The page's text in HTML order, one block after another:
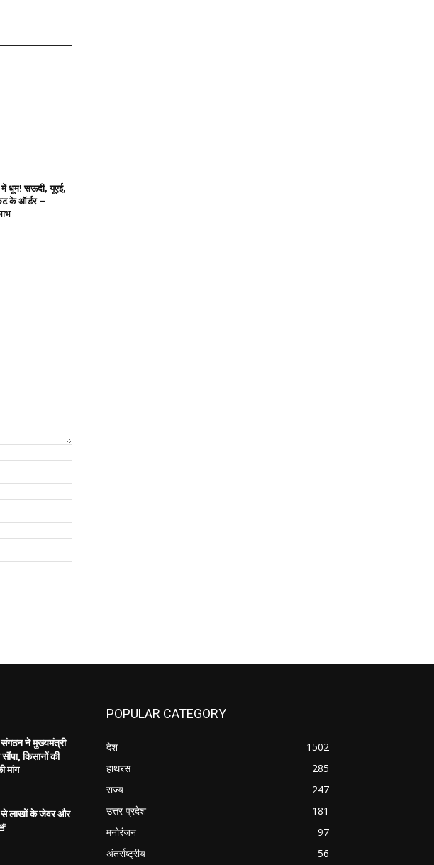
धूम! सऊदी, यूएई,
के ऑर्डर –
ने मुख्यमंत्री
किसानों की
मांग
से लाखों के जेवर और
POPULAR CATEGORY
देश
1502
हाथरस
285
राज्य
247
उत्तर प्रदेश
181
मनोरंजन
97
अंतर्राष्ट्रीय
56